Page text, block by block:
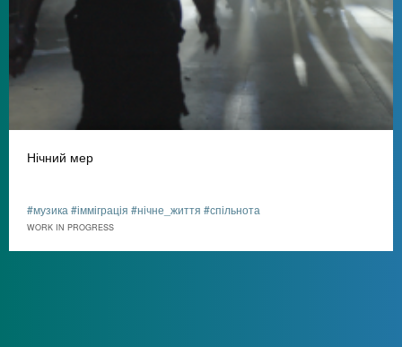
Нічний мер
#музика #імміграція #нічне_життя #спільнота
WORK IN PROGRESS